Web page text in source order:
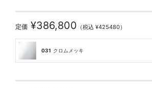
定価 ¥386,800 （税込 ¥425480）
031 クロムメッキ